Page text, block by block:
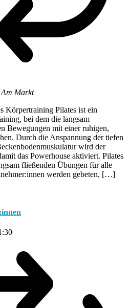
Am Markt
Körpertraining Pilates ist ein
bei dem die langsam
Bewegungen mit einer ruhigen,
Durch die Anspannung der tiefen
wird der
das Powerhouse aktiviert. Pilates
fließenden Übungen für alle
werden gebeten, […]